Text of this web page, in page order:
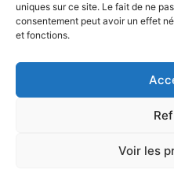
uniques sur ce site. Le fait de ne
consentement peut avoir un effet
et fonctions.
Voir les
Typhoons de Royal
19 mai 2021